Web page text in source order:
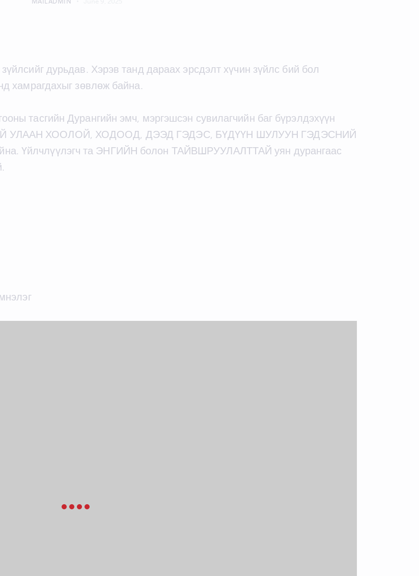
дурьдав. Хэрэв танд дараах эрсдэлт хүчин зүйлс бий бол
зөвлөж байна.
тасгийн Дурангийн эмч, мэргэшсэн сувилагчийн баг бүрэлдэхүүн
УЛААН ХООЛОЙ, ХОДООД, ДЭЭД ГЭДЭС, БҮДҮҮН ШУЛУУН ГЭДЭСНИЙ
Үйлчлүүлэгч та ЭНГИЙН болон ТАЙВШРУУЛАЛТТАЙ уян дурангаас